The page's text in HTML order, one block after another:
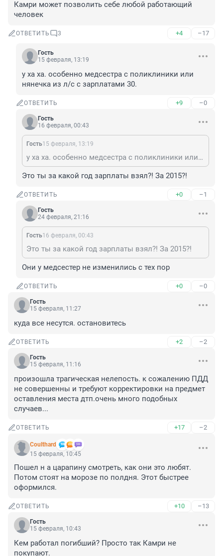
Камри может позволить себе любой работающий
человек
ОТВЕТИТЬ 3 +4 –17
Гость
15 февраля, 13:19
у ха ха. особенно медсестра с поликлиники или
нянечка из л/с с зарплатами 30.
ОТВЕТИТЬ +9 –0
Гость
16 февраля, 00:43
Гость15 февраля, 13:19
у ха ха. особенно медсестра с поликлиники или нянечка из л/с с зарплатами 30.
Это ты за какой год зарплаты взял?! За 2015?!
ОТВЕТИТЬ +0 –1
Гость
24 февраля, 21:16
Гость16 февраля, 00:43
Это ты за какой год зарплаты взял?! За 2015?!
Они у медсестер не изменились с тех пор
ОТВЕТИТЬ +0 –0
Гость
15 февраля, 11:27
куда все несутся. остановитесь
ОТВЕТИТЬ +2 –2
Гость
15 февраля, 11:16
произошла трагическая нелепость. к сожалению ПДД
не совершенны и требуют корректировки на предмет
оставления места дтп.очень много подобных
случаев...
ОТВЕТИТЬ +17 –2
Coulthard
15 февраля, 10:45
Пошел н а царапину смотреть, как они это любят.
Потом стоят на морозе по полдня. Этот быстрее
оформился.
ОТВЕТИТЬ +10 –13
Гость
15 февраля, 10:43
Кем работал погибший? Просто так Камри не
покупают.